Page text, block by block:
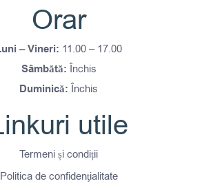
Orar
– Vineri: 11.00 – 17.00
Sâmbătă: Închis
Duminică: Închis
utile
Termeni și condiții
Politica de confidenţialitate